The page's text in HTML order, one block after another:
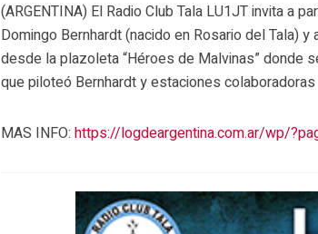
(ARGENTINA) El Radio Club Tala LU1JT invita a
Domingo Bernhardt (nacido en Rosario del Tala)
desde la plazoleta “Héroes de Malvinas” donde
que piloteó Bernhardt y estaciones
MAS INFO:https://logdeargentina.com.ar/wp/